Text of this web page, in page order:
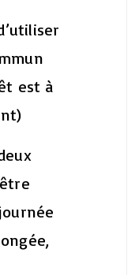
est à